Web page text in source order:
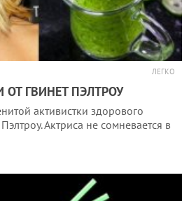
ЛЕГКО
ГВИНЕТ ПЭЛТРОУ
активистки здорового
Актриса не сомневается в